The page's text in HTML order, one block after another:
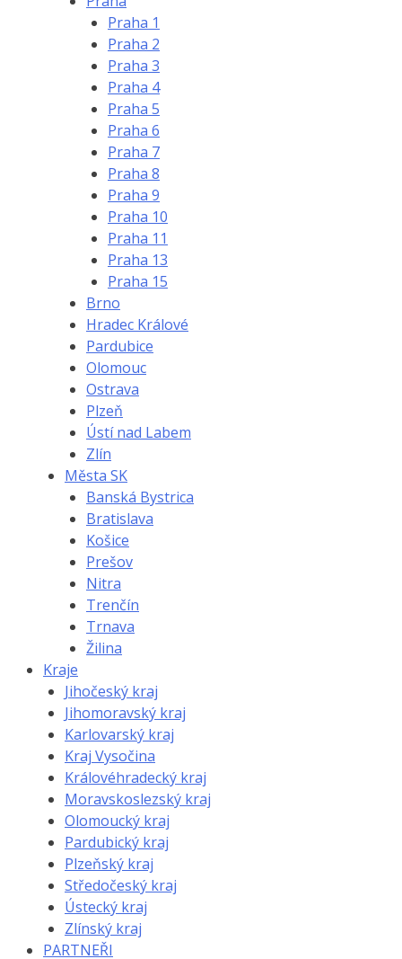
Praha 1
Praha 2
Praha 3
Praha 4
Praha 5
Praha 6
Praha 7
Praha 8
Praha 9
Praha 10
Praha 11
Praha 13
Praha 15
Brno
Hradec Králové
Pardubice
Olomouc
Ostrava
Plzeň
Ústí nad Labem
Zlín
Města SK
Banská Bystrica
Bratislava
Košice
Prešov
Nitra
Trenčín
Trnava
Žilina
Kraje
Jihočeský kraj
Jihomoravský kraj
Karlovarský kraj
Kraj Vysočina
Královéhradecký kraj
Moravskoslezský kraj
Olomoucký kraj
Pardubický kraj
Plzeňský kraj
Středočeský kraj
Ústecký kraj
Zlínský kraj
PARTNEŘI